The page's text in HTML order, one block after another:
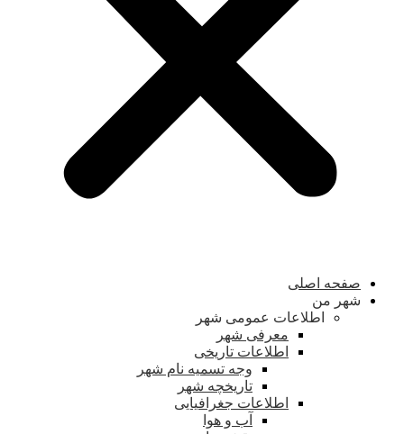
صفحه اصلی
شهر من
اطلاعات عمومی شهر
معرفی شهر
اطلاعات تاریخی
وجه تسمیه نام شهر
تاریخچه شهر
اطلاعات جغرافیایی
آب و هوا